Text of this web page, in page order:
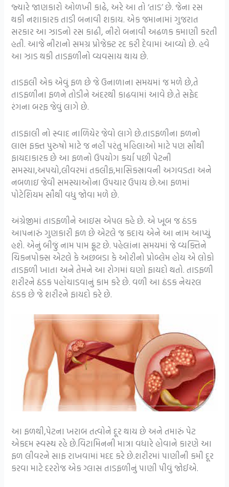
જ્યારે જાણકારો ઓળખી કાઢે, અરે આ તો ‘તાડ’ છે. જેના રસ
થકી નશાકારક તાડી બનાવી શકાય. એક જમાનામાં ગુજરાત
સરકાર આ ઝાડનો રસ કાઢી, નીરો બનાવી અઢળક કમાણી કરતી
હતી. આજે નીરાનો સમગ્ર પ્રોજેક્ટ રદ કરી દેવામાં આવ્યો છે. હવે
આ ઝાડ થકી તાડફળીનો વ્યવસાય થાય છે.
તાડફલી એક એવું ફળ છે જે ઉનાળાના સમયમાં જ મળે છે,તે
તાડફળીના ફળને તોડીને અંદરથી કાઢવામાં આવે છે.તે સફેદ
રંગના બરફ જેવું લાગે છે.
તાડફાલી નો સ્વાદ નાળિયેર જેવો લાગે છે.તાડફળીના ફળનો
લાભ ફક્ત પુરુષો માટે જ નહીં પરંતુ મહિલાઓ માટે પણ સૌથી
ફાયદાકારક છે આ ફળનો ઉપયોગ કર્યા પછી પેટની
સમસ્યા,અપચો,લીવરમાં તકલીફ,માસિકસ્રાવની અગવડતા અને
નબળાઇ જેવી સમસ્યાઓના ઉપચાર ઉપાય છે.આ ફળમાં
પોટેશિયમ સૌથી વધુ જોવા મળે છે.
અંગ્રેજીમાં તાડફળીને આઇસ એપલ કહે છે. એ ખૂબ જ ઠંડક
આપનારું ગુણકારી ફળ છે એટલે જ કદાચ એને આ નામ આપ્યું
હશે. એનું બીજું નામ પામ ફ્રૂટ છે. પહેલાંના સમયમાં જે વ્યક્તિને
ચિકનપોક્સ એટલે કે અછબડા કે ઓરીનો પ્રોબ્લેમ હોય એ લોકો
તાડફળી ખાતા અને તેમને આ રોગમાં ઘણો ફાયદો થતો. તાડફળી
શરીરને ઠંડક પહોંચાડવાનું કામ કરે છે. વળી આ ઠંડક નેચરલ
ઠંડક છે જે શરીરને ફાયદો કરે છે.
આ ફળથી,પેટના ખરાબ તત્વોને દૂર થાય છે અને તમારું પેટ
એકદમ સ્વસ્થ રહે છે.વિટામિનની માત્રા વધારે હોવાને કારણે આ
ફળ લીવરને સાફ રાખવામાં મદદ કરે છે.શરીરમાં પાણીની કમી દૂર
કરવા માટે દરરોજ એક ગ્લાસ તાડફળીનું પાણી પીવું જોઈએ.